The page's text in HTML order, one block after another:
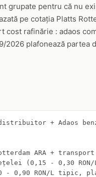
grupate pentru că nu
pe cotația Platts
cost rafinărie : adaos
2026 plafonează partea
+ Adaos
ARA +
(0,15 - 0,30 RON/
- 0,90 RON/L tipic,